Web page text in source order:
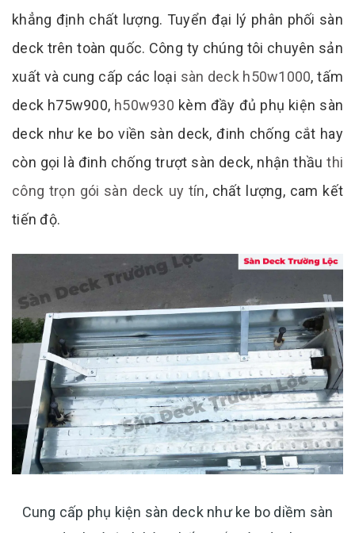
khẳng định chất lượng. Tuyển đại lý phân phối sàn
deck trên toàn quốc. Công ty chúng tôi chuyên sản
xuất và cung cấp các loại sàn deck h50w1000, tấm
deck h75w900, h50w930 kèm đầy đủ phụ kiện sàn
deck như ke bo viền sàn deck, đinh chống cắt hay
còn gọi là đinh chống trượt sàn deck, nhận thầuthi
công trọn gói sàn deck uy tín, chất lượng, cam kết
tiến độ.
Cung cấp phụ kiện sàn deck như ke bo diềm sàn